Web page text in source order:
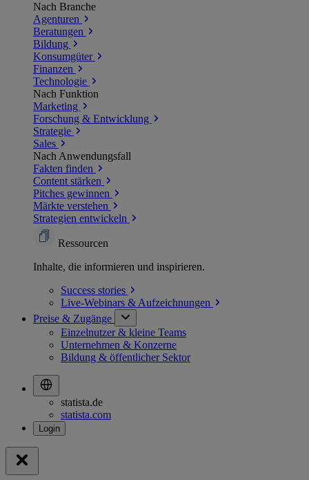
Nach Branche
Agenturen
Beratungen
Bildung
Konsumgüter
Finanzen
Technologie
Nach Funktion
Marketing
Forschung & Entwicklung
Strategie
Sales
Nach Anwendungsfall
Fakten finden
Content stärken
Pitches gewinnen
Märkte verstehen
Strategien entwickeln
Ressourcen
Inhalte, die informieren und inspirieren.
Success stories
Live-Webinars & Aufzeichnungen
Preise & Zugänge
Einzelnutzer & kleine Teams
Unternehmen & Konzerne
Bildung & öffentlicher Sektor
statista.de
statista.com